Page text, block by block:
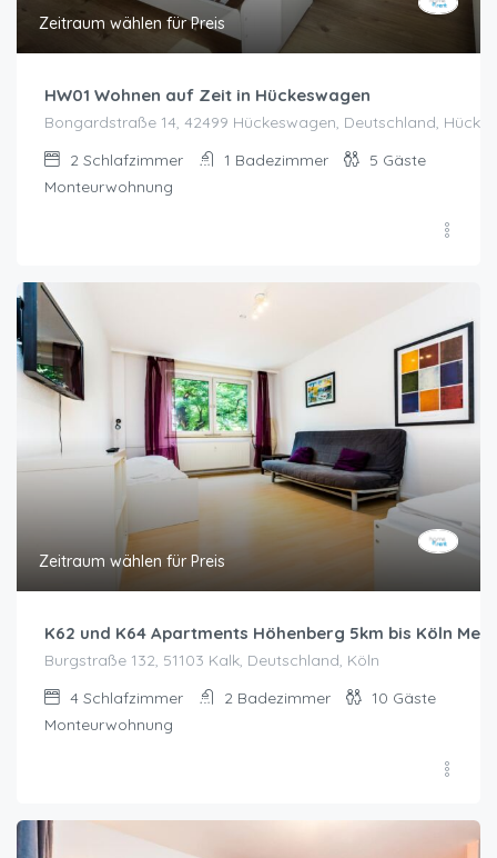
Zeitraum wählen für Preis
HW01 Wohnen auf Zeit in Hückeswagen
Bongardstraße 14, 42499 Hückeswagen, Deutschland,
2 Schlafzimmer 1 Badezimmer 5 Gäste
Monteurwohnung
Zeitraum wählen für Preis
K62 und K64 Apartments Höhenberg 5km bis Köln
Burgstraße 132, 51103 Kalk, Deutschland, Köln
4 Schlafzimmer 2 Badezimmer 10 Gäste
Monteurwohnung